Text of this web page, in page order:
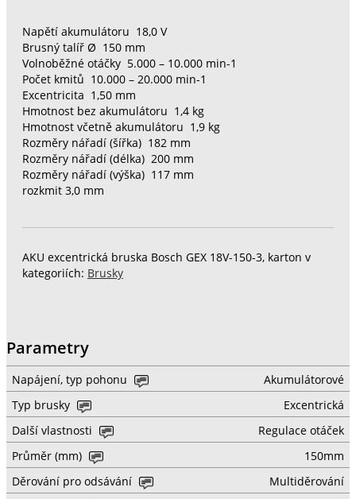
Napětí akumulátoru 18,0 V
Brusný talíř Ø 150 mm
Volnoběžné otáčky 5.000 – 10.000 min-1
Počet kmitů 10.000 – 20.000 min-1
Excentricita 1,50 mm
Hmotnost bez akumulátoru 1,4 kg
Hmotnost včetně akumulátoru 1,9 kg
Rozměry nářadí (šířka) 182 mm
Rozměry nářadí (délka) 200 mm
Rozměry nářadí (výška) 117 mm
rozkmit 3,0 mm
AKU excentrická bruska Bosch GEX 18V-150-3, karton v
kategoriích: Brusky
Parametry
Napájení, typ pohonu
Akumulátorové
Typ brusky
Excentrická
Další vlastnosti
Regulace otáček
Průměr (mm)
150mm
Děrování pro odsávání
Multiděrování